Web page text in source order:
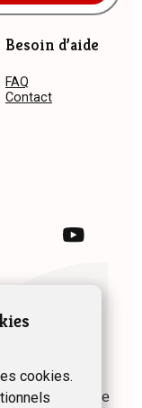
Besoin d’aide
FAQ
Contact
d’hôtes de
cookies.